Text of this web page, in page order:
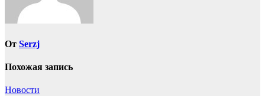
От Serzj
Похожая запись
Новости